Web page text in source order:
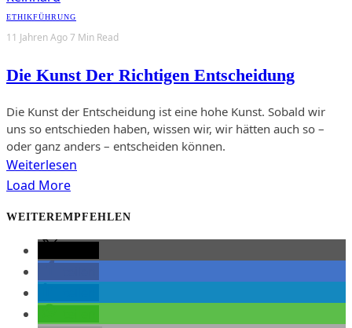
ETHIKFÜHRUNG
11 Jahren Ago7 Min Read
Die Kunst Der Richtigen Entscheidung
Die Kunst der Entscheidung ist eine hohe Kunst. Sobald wir
uns so entschieden haben, wissen wir, wir hätten auch so –
oder ganz anders – entscheiden können.
Weiterlesen
Load More
WEITEREMPFEHLEN